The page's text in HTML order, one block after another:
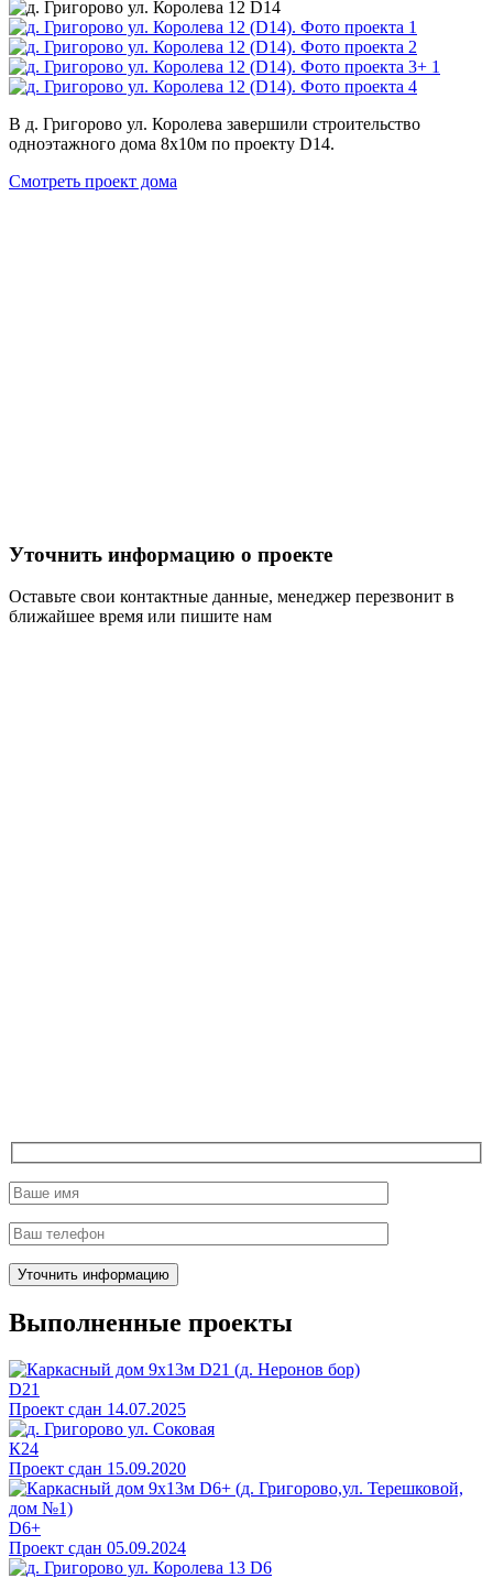
+ 1
В д. Григорово ул. Королева завершили строительство
одноэтажного дома 8х10м по проекту D14.
Смотреть проект дома
Уточнить информацию о проекте
Оставьте свои контактные данные, менеджер перезвонит в
ближайшее время или пишите нам
Выполненные проекты
D21
Проект сдан 14.07.2025
К24
Проект сдан 15.09.2020
D6+
Проект сдан 05.09.2024